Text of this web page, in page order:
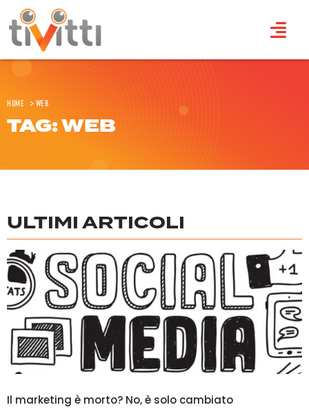
Home >web
TAG: WEB
ULTIMI ARTICOLI
Il marketing è morto? No, è solo cambiato